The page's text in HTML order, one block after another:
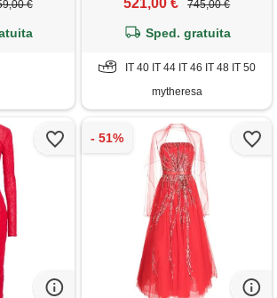
€ 521,00 € 745,00 €
Sped. gratuita
IT 40 IT 44 IT 46 IT 48 IT 50
mytheresa